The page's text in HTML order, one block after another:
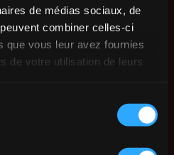
de médias sociaux, de
combiner celles-ci
que vous leur avez fournies
de votre utilisation de leurs